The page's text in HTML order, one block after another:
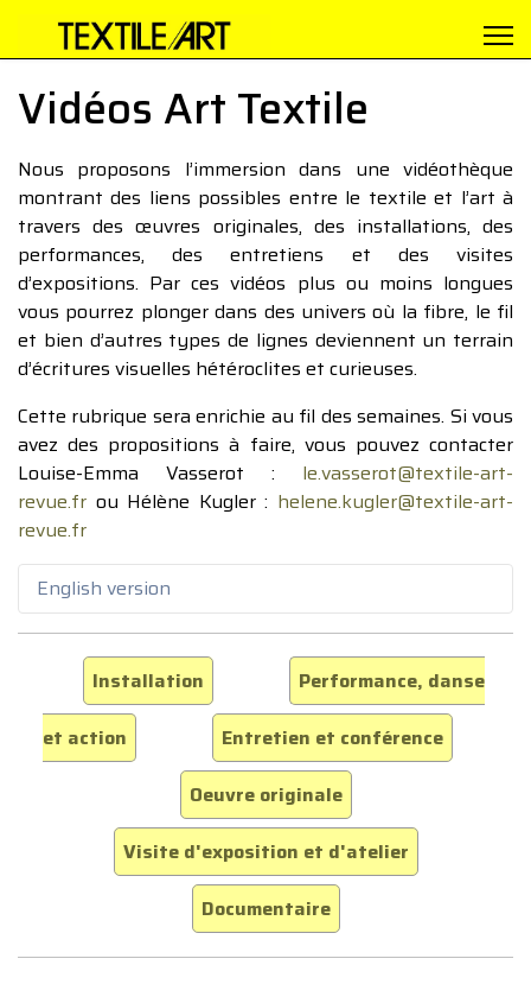
Vidéos Art Textile
Nous proposons l’immersion dans une vidéothèque
montrant des liens possibles entre le textile et l’art à
travers des œuvres originales, des installations, des
performances, des entretiens et des visites
d’expositions. Par ces vidéos plus ou moins longues
vous pourrez plonger dans des univers où la fibre, le fil
et bien d’autres types de lignes deviennent un terrain
d’écritures visuelles hétéroclites et curieuses.
Cette rubrique sera enrichie au fil des semaines. Si vous
avez des propositions à faire, vous pouvez contacter
Louise-Emma Vasserot : le.vasserot@textile-art-
revue.fr ou Hélène Kugler : helene.kugler@textile-art-
revue.fr
English version
Installation
Performance, danse
et action
Entretien et conférence
Oeuvre originale
Visite d'exposition et d'atelier
Documentaire